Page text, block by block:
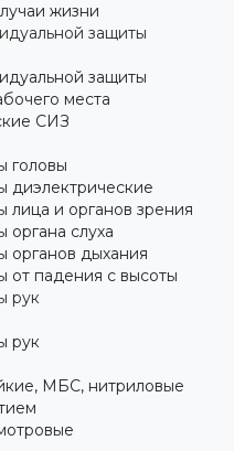
жизни
защиты
защиты
места
СИЗ
головы
диэлектрические
лица и органов зрения
органа слуха
органов дыхания
от падения с высоты
рук
рук
МБС, нитриловые